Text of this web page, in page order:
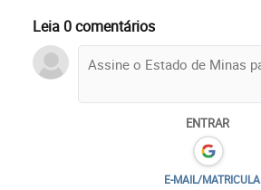
Leia 0 comentários
ENTRAR
E-MAIL/MATRICULA